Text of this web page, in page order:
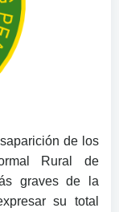
de los
Rural de
graves de la
su total